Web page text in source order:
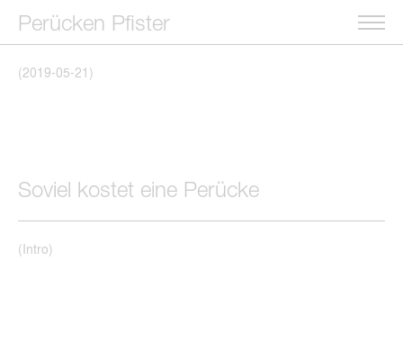
Perücken Pfister
(2019-05-21 )
Soviel kostet eine Perücke
(Intro)